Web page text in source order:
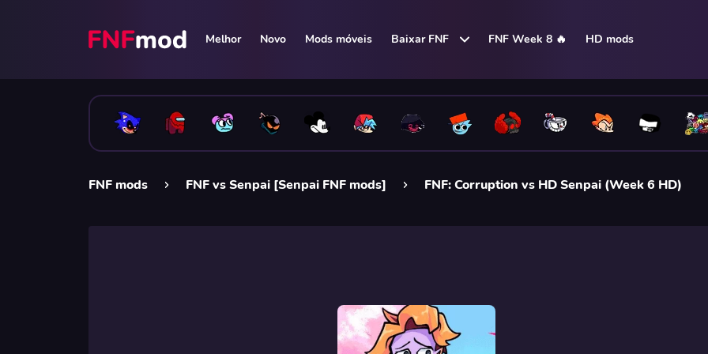
Melhor Novo Mods móveis Baixar FNF FNF Week 8 🔥 HD mods
FNF mods FNF vs Senpai [Senpai FNF mods] FNF: Corruption vs HD Senpai (Week 6 HD)